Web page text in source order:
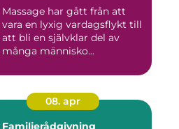
Massage har gått från att
vara en lyxig vardagsflykt till
att bli en självklar del av
många människo...
08. apr
Familjerådgivning